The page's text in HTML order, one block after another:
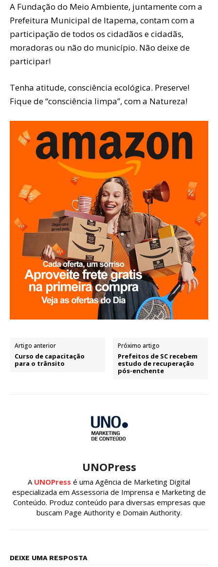
A Fundação do Meio Ambiente, juntamente com a
Prefeitura Municipal de Itapema, contam com a
participação de todos os cidadãos e cidadãs,
moradoras ou não do município. Não deixe de
participar!
Tenha atitude, consciência ecológica. Preserve!
Fique de “consciência limpa”, com a Natureza!
Artigo anterior
Curso de capacitação
para o trânsito
Próximo artigo
Prefeitos de SC recebem
estudo de recuperação
pós-enchente
UNOPress
A UNOPress é uma Agência de Marketing Digital
especializada em Assessoria de Imprensa e Marketing de
Conteúdo. Produz conteúdo para diversas empresas que
buscam Page Authority e Domain Authority.
DEIXE UMA RESPOSTA